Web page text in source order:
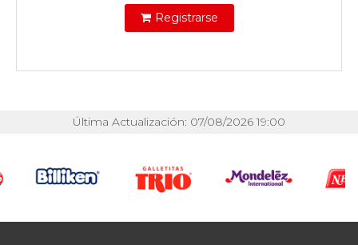
Registrarse
Última Actualización: 07/08/2026 19:00